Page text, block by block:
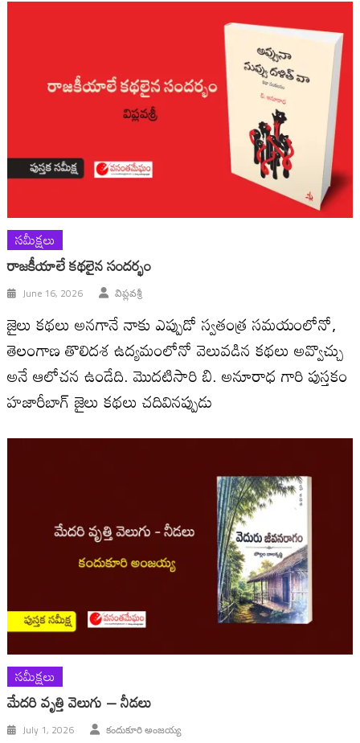
సమీక్షలు
రాజకీయాలే కథలైన సందర్భం
June 16, 2026 విప్లవశ్రీ
జైలు కథలు అనగానే నాకు ఎప్పుడో స్వతంత్ర సమయంలోనో,
తెలంగాణ తొలిదశ ఉద్యమంలోనో వెలువడిన కథలు అవ్వొచ్చు
అనే ఆలోచన ఉండేది. మొదటిసారి బి. అనూరాధ గారి పుస్తకం
హజారీబాగ్ జైలు కథలు చదివినప్పుడు
సమీక్షలు
మేదరి వృత్తి వెలుగు – నీడలు
July 1, 2026 కందుకూరి అంజయ్య